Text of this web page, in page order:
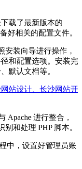
载了最新版本的
好相关的配置文件。
安装向导进行操作，
和配置选项。安装完
默认文档等。
Apache 进行整合，
和处理 PHP 脚本。
中，设置好管理员账